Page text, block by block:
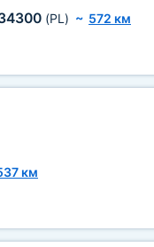
(PL) ~ 572 км
км